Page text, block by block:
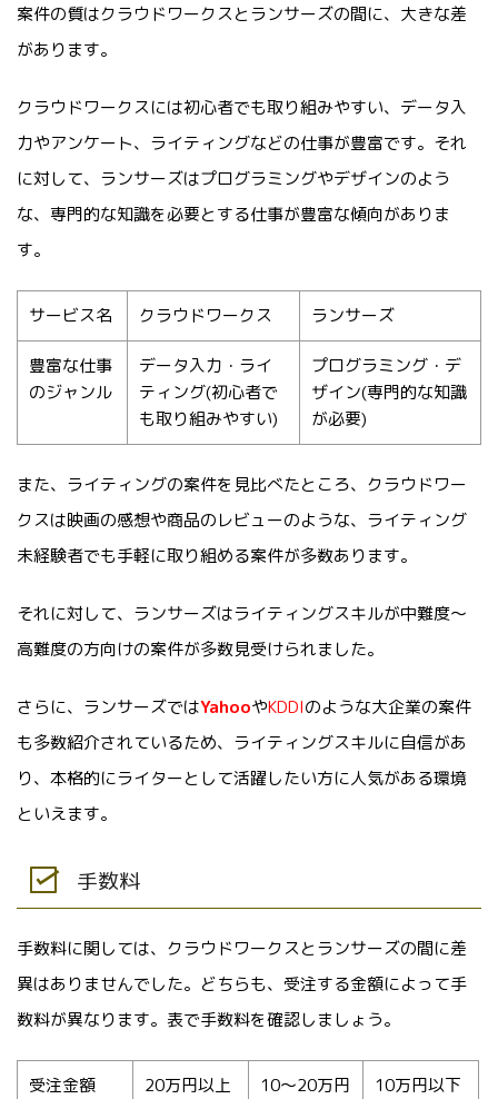
案件の質はクラウドワークスとランサーズの間に、大きな差
があります。
クラウドワークスには初心者でも取り組みやすい、データ入
力やアンケート、ライティングなどの仕事が豊富です。それ
に対して、ランサーズはプログラミングやデザインのよう
な、専門的な知識を必要とする仕事が豊富な傾向がありま
す。
サービス名 クラウドワークス ランサーズ
豊富な仕事
のジャンル
データ入力・ライ
ティング(初心者で
も取り組みやすい)
プログラミング・デ
ザイン(専門的な知識
が必要)
また、ライティングの案件を見比べたところ、クラウドワー
クスは映画の感想や商品のレビューのような、ライティング
未経験者でも手軽に取り組める案件が多数あります。
それに対して、ランサーズはライティングスキルが中難度～
高難度の方向けの案件が多数見受けられました。
さらに、ランサーズではYahooやKDDIのような大企業の案件
も多数紹介されているため、ライティングスキルに自信があ
り、本格的にライターとして活躍したい方に人気がある環境
といえます。
手数料
手数料に関しては、クラウドワークスとランサーズの間に差
異はありませんでした。どちらも、受注する金額によって手
数料が異なります。表で手数料を確認しましょう。
受注金額 20万円以上 10～20万円 10万円以下